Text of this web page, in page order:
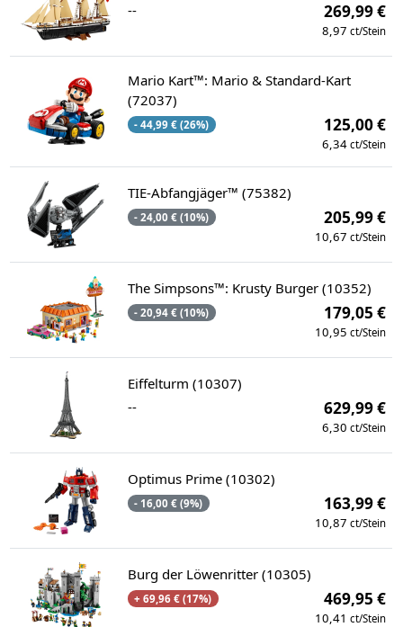
--
269,99 €
8,97 ct/Stein
Mario Kart™: Mario & Standard-Kart
(72037)
- 44,99 € (26%) 125,00 €
6,34 ct/Stein
TIE-Abfangjäger™ (75382)
- 24,00 € (10%) 205,99 €
10,67 ct/Stein
The Simpsons™: Krusty Burger (10352)
- 20,94 € (10%) 179,05 €
10,95 ct/Stein
Eiffelturm (10307)
--
629,99 €
6,30 ct/Stein
Optimus Prime (10302)
- 16,00 € (9%) 163,99 €
10,87 ct/Stein
Burg der Löwenritter (10305)
+ 69,96 € (17%) 469,95 €
10,41 ct/Stein